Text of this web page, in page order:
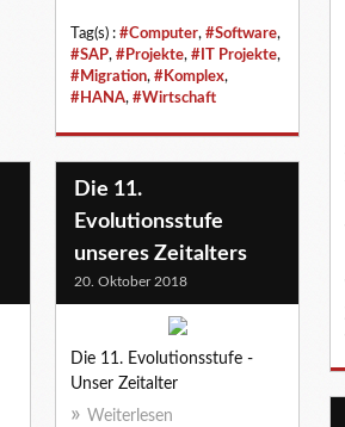
Tag(s) : #Computer, #Software,
#SAP, #Projekte, #IT Projekte,
#Migration, #Komplex,
#HANA, #Wirtschaft
Die 11.
Evolutionsstufe
unseres Zeitalters
20. Oktober 2018
Die 11. Evolutionsstufe -
Unser Zeitalter
Weiterlesen